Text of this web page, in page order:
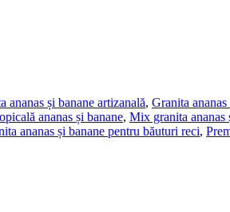
ananas și banane artizanală, Granita
ananas și banane, Mix granita ananas
ananas și banane pentru băuturi reci,